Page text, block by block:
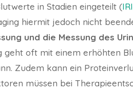
in Stadien eingeteilt (
hiermit jedoch nicht
und die Messung des
geht oft mit einem erhöhten
Zudem kann ein
müssen bei